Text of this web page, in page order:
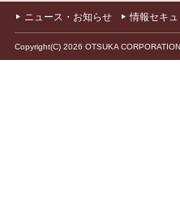
ニュース・お知らせ 情報セキ
Copyright(C) 2026 OTSUKA